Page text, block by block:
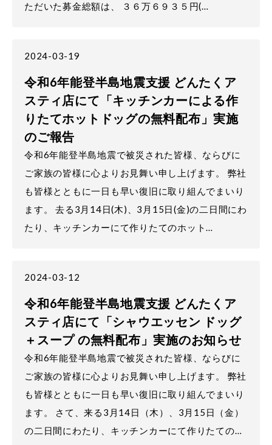
ただいた募金総額は、 ３６万６９３５円(…
2024-03-19
令和6年能登半島地震支援 どんたくア
スティ店にて「キッチンカーによる作
りたてホットドッグの無料配布」実施
のご報告
令和6年能登半島地震で被災された皆様、ならびに
ご家族の皆様に心よりお見舞い申し上げます。 弊社
も皆様とともに一日も早い復旧に取り組んでまいり
ます。 去る3月14日(木)、3月15日(金)の二日間にわ
たり、キッチンカーにて作りたてのホット…
2024-03-12
令和6年能登半島地震支援 どんたくア
スティ店にて「シャウエッセン ドッグ
＋スープ の無料配布」実施のお知らせ
令和6年能登半島地震で被災された皆様、ならびに
ご家族の皆様に心よりお見舞い申し上げます。 弊社
も皆様とともに一日も早い復旧に取り組んでまいり
ます。 さて、来る3月14日（木）、3月15日（金）
の二日間にわたり、キッチンカーにて作りたての…